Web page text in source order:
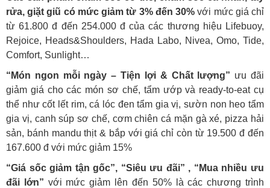
rửa, giặt giũ có mức giảm từ 3% đến 30%với mức giá chỉ
từ 61.800 đ đến 254.000 đ của các thương hiệu Lifebuoy,
Rejoice, Heads&Shoulders, Hada Labo, Nivea, Omo, Tide,
Comfort, Sunlight…
“Món ngon mỗi ngày – Tiện lợi & Chất lượng” ưu đãi
giảm giá cho các món sơ chế, tẩm ướp và ready-to-eat cụ
thể như cốt lết rim, cá lóc đen tẩm gia vị, sườn non heo tẩm
gia vị, canh súp sơ chế, cơm chiên cá mặn gà xé, pizza hải
sản, bánh mandu thịt & bắp với giá chỉ còn từ 19.500 đ đến
167.600 đ với mức giảm 15%
“Giá sốc giảm tận gốc”, “Siêu ưu đãi” , “Mua nhiều ưu
đãi lớn” với mức giảm lên đến 50% là các chương trình